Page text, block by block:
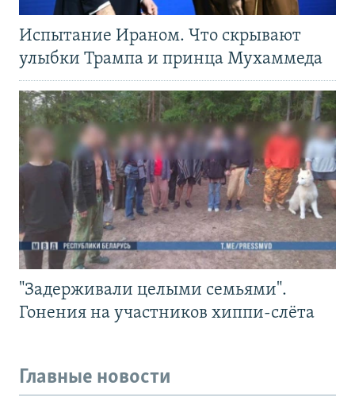
Испытание Ираном. Что скрывают
улыбки Трампа и принца Мухаммеда
"Задерживали целыми семьями".
Гонения на участников хиппи-слёта
Главные новости